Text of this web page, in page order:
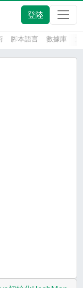
登陸
腳本語言 數據庫